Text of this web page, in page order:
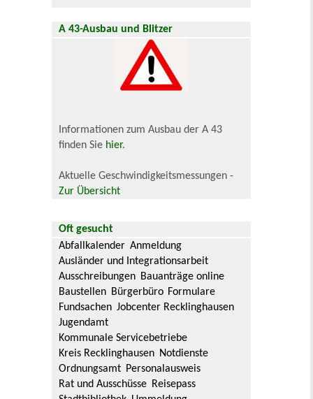
A 43-Ausbau und Blitzer
Informationen zum Ausbau der A 43
finden Sie hier.
Aktuelle Geschwindigkeitsmessungen -
Zur Übersicht
Oft gesucht
Abfallkalender Anmeldung
Ausländer und Integrationsarbeit
Ausschreibungen Bauanträge online
Baustellen Bürgerbüro Formulare
Fundsachen Jobcenter Recklinghausen
Jugendamt
Kommunale Servicebetriebe
Kreis Recklinghausen Notdienste
Ordnungsamt Personalausweis
Rat und Ausschüsse Reisepass